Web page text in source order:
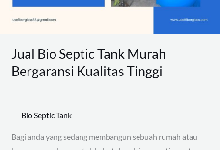
Jual Bio Septic Tank Murah
Bergaransi Kualitas Tinggi
Bio Septic Tank
Bagi anda yang sedang membangun sebuah rumah atau